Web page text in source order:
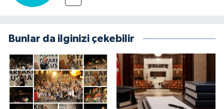
Bunlar da ilginizi çekebilir